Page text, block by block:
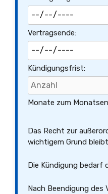
Vertragsende:
Kündigungsfrist:
Monate zum
Das Recht zur
wichtigem Grund
Die Kündigung bedarf
Nach Beendigung des